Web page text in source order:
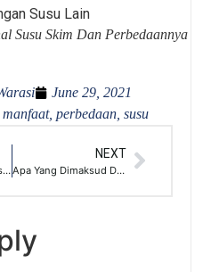
Susu Skim Dan Perbedaannya
June 29, 2021
,manfaat,perbedaan ,susu
Mengenal 4 Jenis Susu Pasteurisasi, Serta 3 Kelebihannya
NEXT
Apa Yang Dimaksud Dengan Gizi Seimbang?